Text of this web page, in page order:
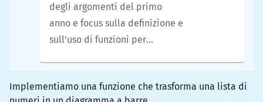
degli argomenti del primo
anno e focus sulla definizione e
sull'uso di funzioni per
Implementiamo una funzione che trasforma una lista di